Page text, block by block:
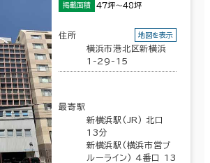
掲載面積 47坪～48坪
住所
横浜市港北区新横浜
1-29-15
地図を表示
最寄駅
新横浜駅(JR) 北口
13分
新横浜駅(横浜市営ブ
ルーライン) 4番口 13
の条件で検索する